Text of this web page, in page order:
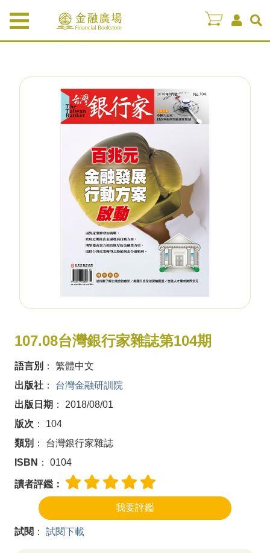
107.08台灣銀行家雜誌第104期
語言別 ： 繁體中文
出版社 ： 台灣金融研訓院
出版日期 ： 2018/08/01
版次 ： 104
類別 ： 台灣銀行家雜誌
ISBN ： 0104
讀者評鑑：
試閱 ： 試閱下載